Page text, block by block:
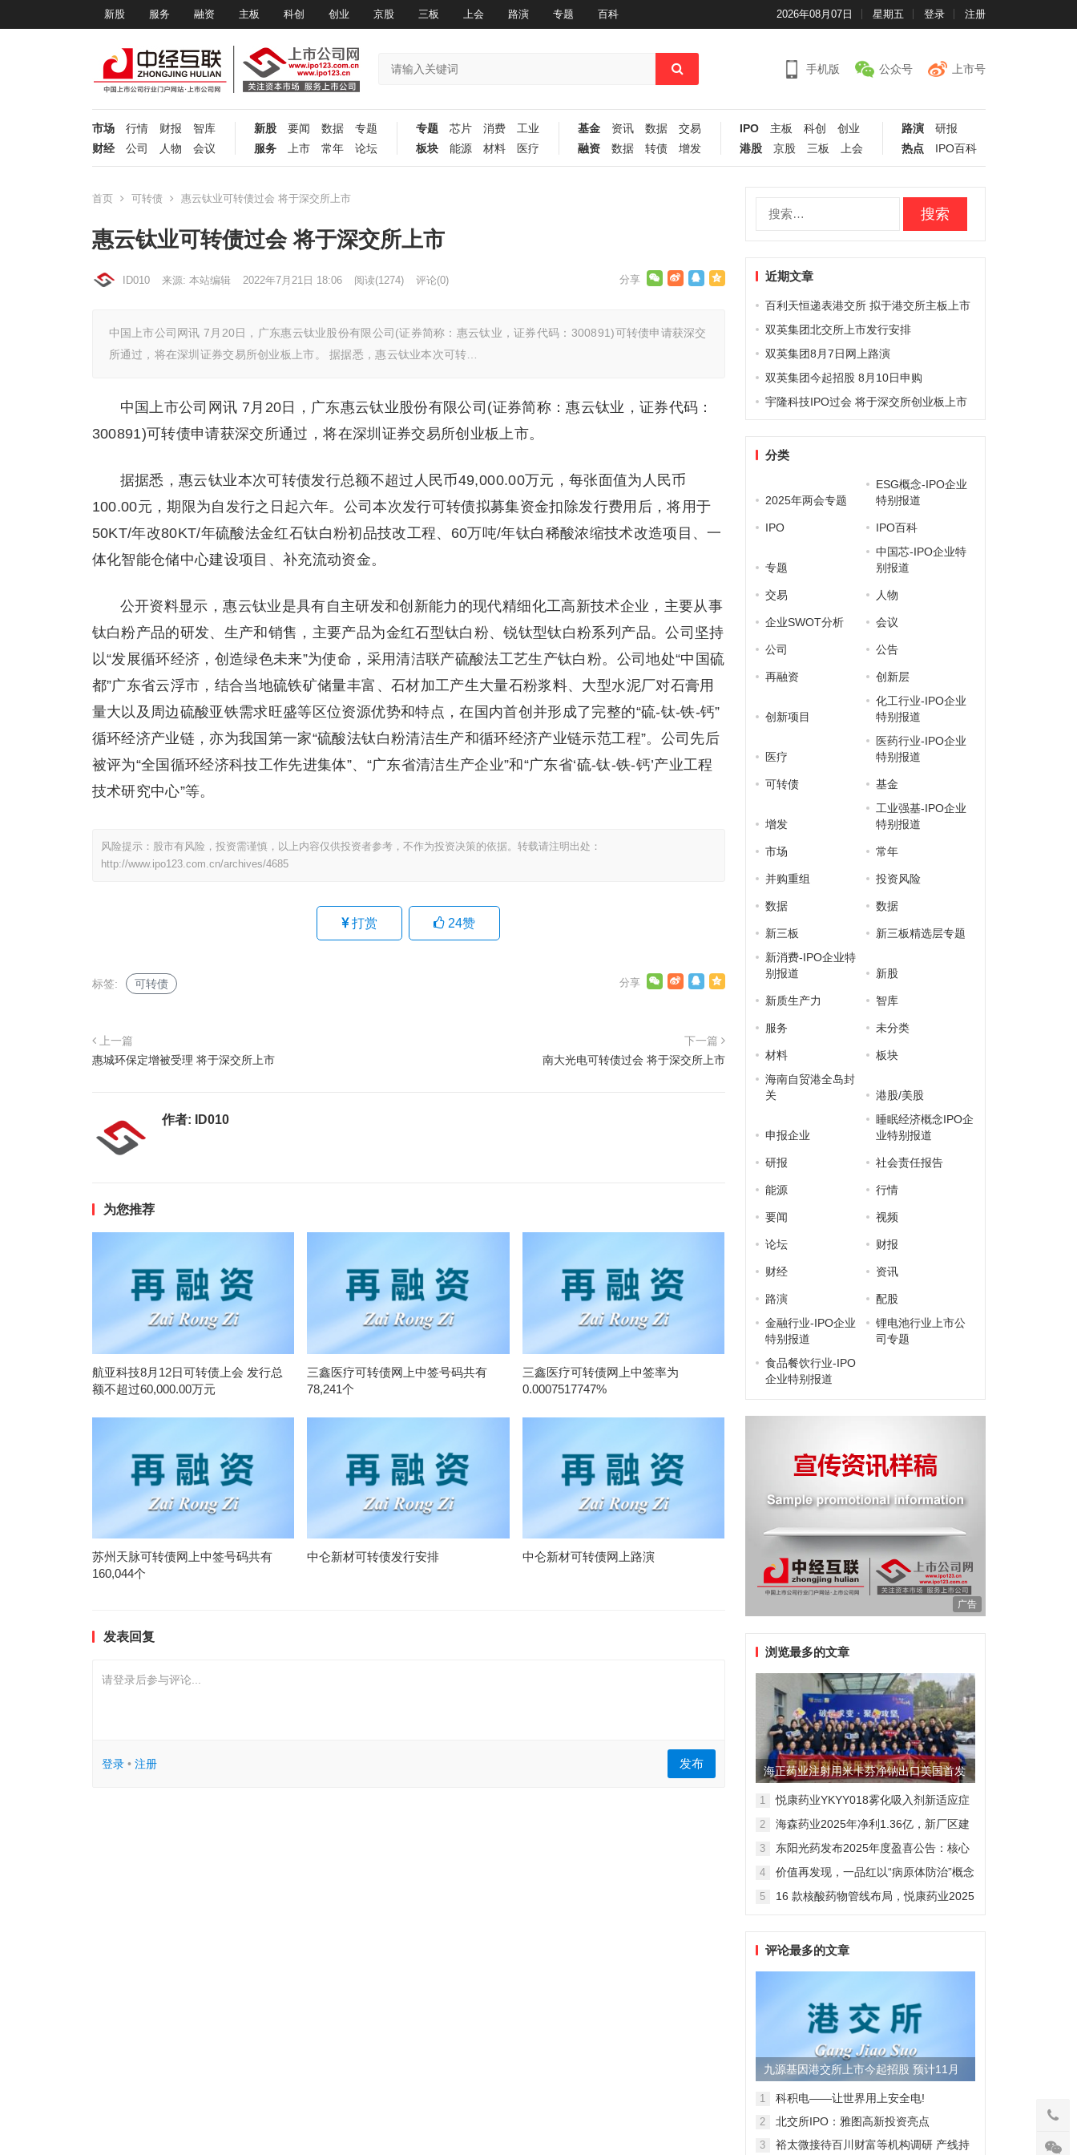
新股 服务 融资 主板 科创 创业 京股 三板 上会 路演 专题 百科 2026年08月07日 星期五 登录 注册
手机版 公众号 上市号
市场 行情 财报
智库
财经
公司 人物 会议
新股 要闻 数据
专题
服务
上市 常年 论坛
专题 芯片 消费
工业
板块
能源 材料 医疗
基金 资讯 数据
交易
融资
数据 转债 增发
IPO 主板 科创
创业
港股
京股 三板 上会
路演
研报
热点
IPO百科
首页 可转债 惠云钛业可转债过会 将于深交所上市
惠云钛业可转债过会 将于深交所上市
ID010 来源: 本站编辑 2022年7月21日 18:06 阅读(1274) 评论(0)
中国上市公司网讯 7月20日，广东惠云钛业股份有限公司(证券简称：惠云钛业，证券代码：300891)可转债申请获深交
所通过，将在深圳证券交易所创业板上市。 据据悉，惠云钛业本次可转…
中国上市公司网讯 7月20日，广东惠云钛业股份有限公司(证券简称：惠云钛业，证券代码：
300891)可转债申请获深交所通过，将在深圳证券交易所创业板上市。
据据悉，惠云钛业本次可转债发行总额不超过人民币49,000.00万元，每张面值为人民币
100.00元，期限为自发行之日起六年。公司本次发行可转债拟募集资金扣除发行费用后，将用于
50KT/年改80KT/年硫酸法金红石钛白粉初品技改工程、60万吨/年钛白稀酸浓缩技术改造项目、一
体化智能仓储中心建设项目、补充流动资金。
公开资料显示，惠云钛业是具有自主研发和创新能力的现代精细化工高新技术企业，主要从事
钛白粉产品的研发、生产和销售，主要产品为金红石型钛白粉、锐钛型钛白粉系列产品。公司坚持
以“发展循环经济，创造绿色未来”为使命，采用清洁联产硫酸法工艺生产钛白粉。公司地处“中国硫
都”广东省云浮市，结合当地硫铁矿储量丰富、石材加工产生大量石粉浆料、大型水泥厂对石膏用
量大以及周边硫酸亚铁需求旺盛等区位资源优势和特点，在国内首创并形成了完整的“硫-钛-铁-钙”
循环经济产业链，亦为我国第一家“硫酸法钛白粉清洁生产和循环经济产业链示范工程”。公司先后
被评为“全国循环经济科技工作先进集体”、“广东省清洁生产企业”和“广东省‘硫-钛-铁-钙’产业工程
技术研究中心”等。
风险提示：股市有风险，投资需谨慎，以上内容仅供投资者参考，不作为投资决策的依据。转载请注明出处：
http://www.ipo123.com.cn/archives/4685
打赏 24赞
标签: 可转债
上一篇
惠城环保定增被受理 将于深交所上市
下一篇
南大光电可转债过会 将于深交所上市
作者: ID010
为您推荐
航亚科技8月12日可转债上会 发行总
额不超过60,000.00万元
三鑫医疗可转债网上中签号码共有
78,241个
三鑫医疗可转债网上中签率为
0.0007517747%
苏州天脉可转债网上中签号码共有
160,044个
中仑新材可转债发行安排 中仑新材可转债网上路演
发表回复
请登录后参与评论...
登录• 注册 发布
近期文章
百利天恒递表港交所 拟于港交所主板上市
双英集团北交所上市发行安排
双英集团8月7日网上路演
双英集团今起招股 8月10日申购
宇隆科技IPO过会 将于深交所创业板上市
分类
2025年两会专题
ESG概念-IPO企业
特别报道
IPO IPO百科
专题
中国芯-IPO企业特
别报道
交易 人物
企业SWOT分析 会议
公司 公告
再融资 创新层
创新项目
化工行业-IPO企业
特别报道
医疗
医药行业-IPO企业
特别报道
可转债 基金
增发
工业强基-IPO企业
特别报道
市场 常年
并购重组 投资风险
数据 数据
新三板
新三板精选层专题
新消费-IPO企业特
别报道
新股
新质生产力 智库
服务 未分类
材料
板块
海南自贸港全岛封
关
港股/美股
申报企业
睡眠经济概念IPO企
业特别报道
研报 社会责任报告
能源 行情
要闻 视频
论坛 财报
财经 资讯
路演
配股
金融行业-IPO企业
特别报道
锂电池行业上市公
司专题
食品餐饮行业-IPO
企业特别报道
广告
浏览最多的文章
海正药业注射用米卡芬净钠出口美国首发
制剂全球化迈出关键一步
1
悦康药业YKYY018雾化吸入剂新适应症
感染防治
2
海森药业2025年净利1.36亿，新厂区建
3
东阳光药发布2025年度盈喜公告：核心
维度
4
价值再发现，一品红以“病原体防治”概念
5
16 款核酸药物管线布局，悦康药业2025
评论最多的文章
九源基因港交所上市今起招股 预计11月
28日上市
1 科积电——让世界用上安全电!
2 北交所IPO：雅图高新投资亮点
3
裕太微接待百川财富等机构调研 产线持